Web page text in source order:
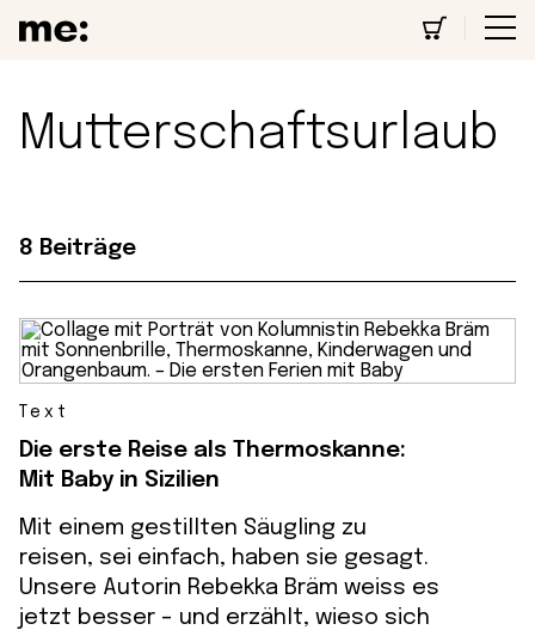
Mutterschaftsurlaub
8 Beiträge
Text
Die erste Reise als Thermoskanne:
Mit Baby in Sizilien
Mit einem gestillten Säugling zu
reisen, sei einfach, haben sie gesagt.
Unsere Autorin Rebekka Bräm weiss es
jetzt besser – und erzählt, wieso sich